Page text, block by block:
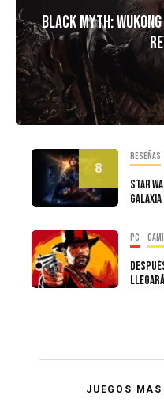
Black Myth:
8
Reseñas
Star
Galaxia
PC
llegará
JUEGOS